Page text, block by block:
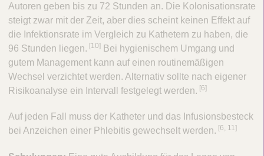
Autoren geben bis zu 72 Stunden an. Die Kolonisationsrate
steigt zwar mit der Zeit, aber dies scheint keinen Effekt auf
die Infektionsrate im Vergleich zu Kathetern zu haben, die
96 Stunden liegen. ​[10] Bei hygienischem Umgang und
gutem Management kann auf einen routinemäßigen
Wechsel verzichtet werden. Alternativ sollte nach eigener
Risikoanalyse ein Intervall festgelegt werden. [6]
Auf jeden Fall muss der Katheter und das Infusionsbesteck
bei Anzeichen einer Phlebitis gewechselt werden. ​[6, 11]